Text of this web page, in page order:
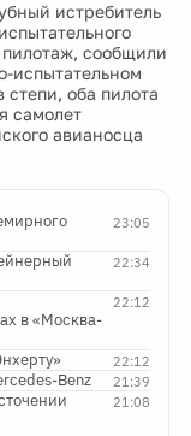
истребитель
сообщили
испытательном
оба пилота
самолет
авианосца
23:05
22:34
22:12
в «Москва-
22:12
21:39
Benz
21:08